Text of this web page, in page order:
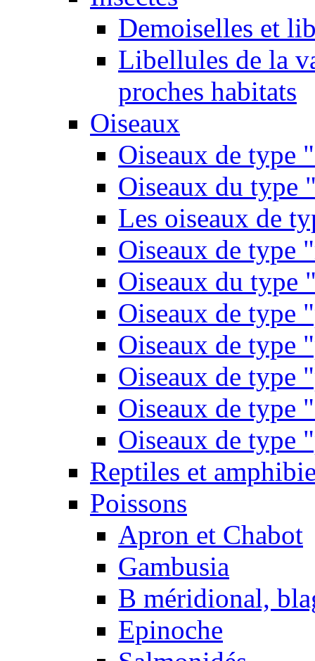
Demoiselles et
Libellules de la
proches habitats
Oiseaux
Oiseaux de type
Oiseaux du type
Les oiseaux de
Oiseaux de type
Oiseaux du type
Oiseaux de type
Oiseaux de type
Oiseaux de type
Oiseaux de type
Oiseaux de type
Reptiles et
Poissons
Apron et Chabot
Gambusia
B méridional,
Epinoche